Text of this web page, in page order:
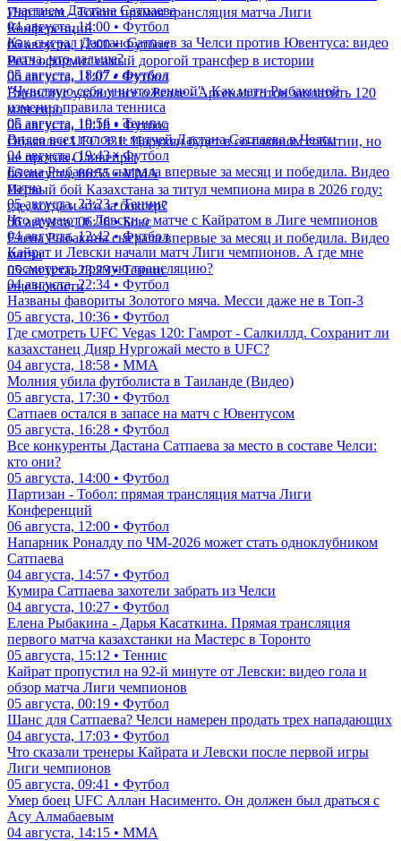
Партизан - Тобол: прямая трансляция матча Лиги
Конференций
06 августа, 12:00 • Футбол
Реал оформит самый дорогой трансфер в истории
06 августа, 11:07 • Футбол
Винисиус удалил все о Реале - Арсенал готов заплатить 120
млн евро
06 августа, 10:18 • Футбол
Объявлен UFC 331: Царукян будет в со-главном событии, но
не против Оливейры
06 августа, 06:55 • ММА
Первый бой Казахстана за титул чемпиона мира в 2026 году:
где, когда и что за боксер?
06 августа, 06:26 • Бокс
Елена Рыбакина сыграла впервые за месяц и победила. Видео
матча
05 августа, 23:23 • Теннис
еще новости
участием Дастана Сатпаева
04 августа, 14:00 • Футбол
Как сыграл Дастан Сатпаев за Челси против Ювентуса: видео
матча, что дальше?
05 августа, 18:07 • Футбол
"Чувствую себя уничтоженной". Как матч Рыбакиной
изменил правила тенниса
05 августа, 19:56 • Теннис
Видео всех голов и матчей Дастана Сатпаева в Челси
04 августа, 19:43 • Футбол
Елена Рыбакина сыграла впервые за месяц и победила. Видео
матча
05 августа, 23:23 • Теннис
Что думают в Левски о матче с Кайратом в Лиге чемпионов
04 августа, 12:42 • Футбол
Кайрат и Левски начали матч Лиги чемпионов. А где мне
посмотреть прямую трансляцию?
04 августа, 22:34 • Футбол
Названы фавориты Золотого мяча. Месси даже не в Топ-3
05 августа, 10:36 • Футбол
Где смотреть UFC Vegas 120: Гамрот - Салкиллд. Сохранит ли
казахстанец Дияр Нургожай место в UFC?
04 августа, 18:58 • ММА
Молния убила футболиста в Таиланде (Видео)
05 августа, 17:30 • Футбол
Сатпаев остался в запасе на матч с Ювентусом
05 августа, 16:28 • Футбол
Все конкуренты Дастана Сатпаева за место в составе Челси:
кто они?
05 августа, 14:00 • Футбол
Партизан - Тобол: прямая трансляция матча Лиги
Конференций
06 августа, 12:00 • Футбол
Напарник Роналду по ЧМ-2026 может стать одноклубником
Сатпаева
04 августа, 14:57 • Футбол
Кумира Сатпаева захотели забрать из Челси
04 августа, 10:27 • Футбол
Елена Рыбакина - Дарья Касаткина. Прямая трансляция
первого матча казахстанки на Мастерс в Торонто
05 августа, 15:12 • Теннис
Кайрат пропустил на 92-й минуте от Левски: видео гола и
обзор матча Лиги чемпионов
05 августа, 00:19 • Футбол
Шанс для Сатпаева? Челси намерен продать трех нападающих
04 августа, 17:03 • Футбол
Что сказали тренеры Кайрата и Левски после первой игры
Лиги чемпионов
05 августа, 09:41 • Футбол
Умер боец UFC Аллан Насименто. Он должен был драться с
Асу Алмабаевым
04 августа, 14:15 • ММА